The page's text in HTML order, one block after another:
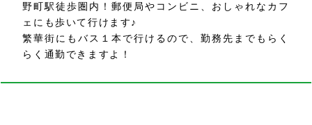
野町駅徒歩圏内！郵便局やコンビニ、おしゃれなカフ
ェにも歩いて行けます♪
繁華街にもバス１本で行けるので、勤務先までもらく
らく通勤できますよ！